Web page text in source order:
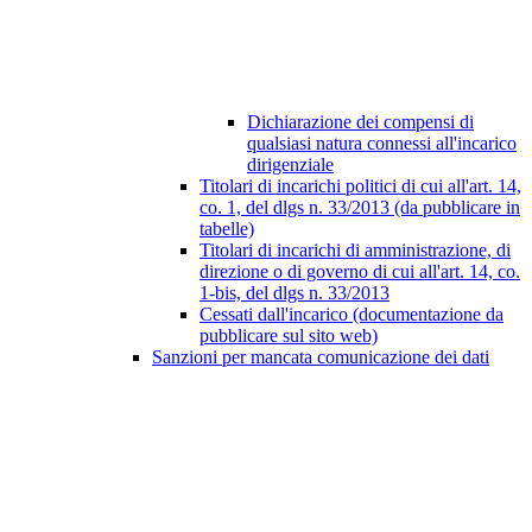
Dichiarazione dei compensi di
qualsiasi natura connessi all'incarico
dirigenziale
Titolari di incarichi politici di cui all'art. 14,
co. 1, del dlgs n. 33/2013 (da pubblicare in
tabelle)
Titolari di incarichi di amministrazione, di
direzione o di governo di cui all'art. 14, co.
1-bis, del dlgs n. 33/2013
Cessati dall'incarico (documentazione da
pubblicare sul sito web)
Sanzioni per mancata comunicazione dei dati